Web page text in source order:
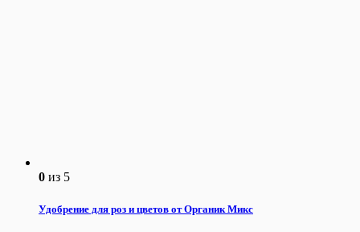
0 из 5
Удобрение для роз и цветов от Органик Микс